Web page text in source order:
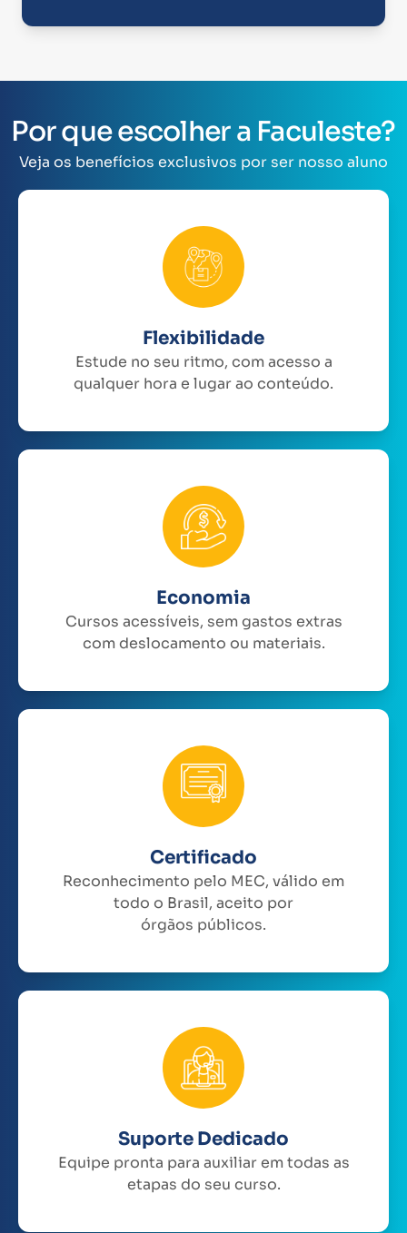
Por que escolher a Faculeste?
Veja os benefícios exclusivos por ser nosso aluno
Flexibilidade
Estude no seu ritmo, com acesso a
qualquer hora e lugar ao conteúdo.
Economia
Cursos acessíveis, sem gastos extras
com deslocamento ou materiais.
Certificado
Reconhecimento pelo MEC, válido em
todo o Brasil, aceito por
órgãos públicos.
Suporte Dedicado
Equipe pronta para auxiliar em todas as
etapas do seu curso.